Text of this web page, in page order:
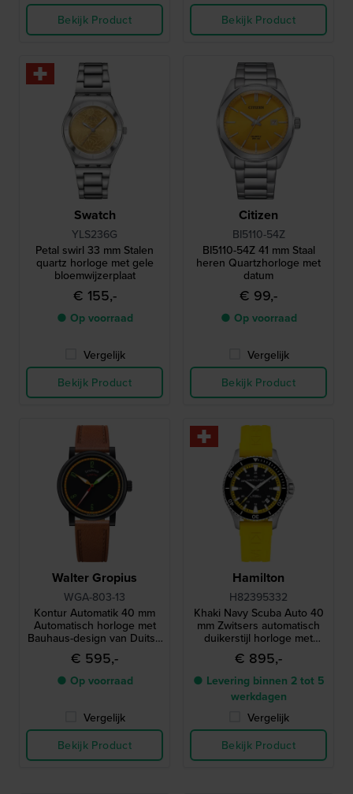
Bekijk Product
Bekijk Product
Swatch
YLS236G
Petal swirl 33 mm Stalen
quartz horloge met gele
bloemwijzerplaat
€ 155,-
● Op voorraad
Vergelijk
Bekijk Product
Citizen
BI5110-54Z
BI5110-54Z 41 mm Staal
heren Quartzhorloge met
datum
€ 99,-
● Op voorraad
Vergelijk
Bekijk Product
Walter Gropius
WGA-803-13
Kontur Automatik 40 mm
Automatisch horloge met
Bauhaus-design van Duitse
makelij
€ 595,-
● Op voorraad
Vergelijk
Bekijk Product
Hamilton
H82395332
Khaki Navy Scuba Auto 40
mm Zwitsers automatisch
duikerstijl horloge met
datum
€ 895,-
● Levering binnen 2 tot 5
werkdagen
Vergelijk
Bekijk Product